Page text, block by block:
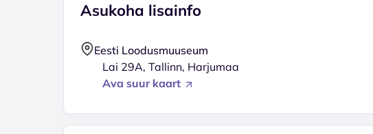
Asukoha lisainfo
Eesti Loodusmuuseum
Lai 29A, Tallinn, Harjumaa
Ava suur kaart